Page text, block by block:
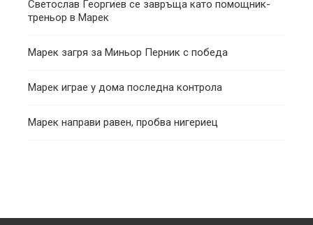
Светослав Георгиев се завръща като помощник-
треньор в Марек
Марек загря за Миньор Перник с победа
Марек играе у дома последна контрола
Марек направи равен, пробва нигериец